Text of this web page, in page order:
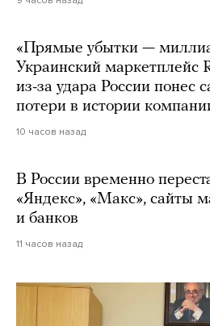
«Прямые убытки —
Украинский маркетплейс
из-за удара России понес
потери в истории
10 часов назад
В России временно
«Яндекс», «Макс», сайты
и банков
11 часов назад